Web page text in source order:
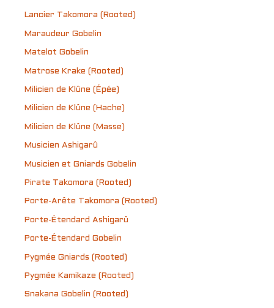
Lancier Takomora (Rooted)
Maraudeur Gobelin
Matelot Gobelin
Matrose Krake (Rooted)
Milicien de Klûne (Épée)
Milicien de Klûne (Hache)
Milicien de Klûne (Masse)
Musicien Ashigarû
Musicien et Gniards Gobelin
Pirate Takomora (Rooted)
Porte-Arête Takomora (Rooted)
Porte-Étendard Ashigarû
Porte-Étendard Gobelin
Pygmée Gniards (Rooted)
Pygmée Kamikaze (Rooted)
Snakana Gobelin (Rooted)